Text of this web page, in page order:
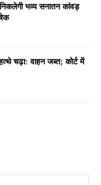
भव्य सनातन कांवड़
चढ़ा: वाहन जब्त; कोर्ट में